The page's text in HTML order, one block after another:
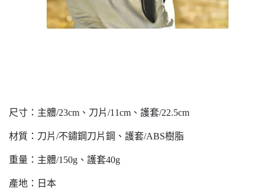
尺寸：主體/23cm、刀片/11cm、護套/22.5cm
材質：刀片/不鏽鋼刀片鋼、護套/ABS樹脂
重量：主體/150g、護套40g
產地：日本